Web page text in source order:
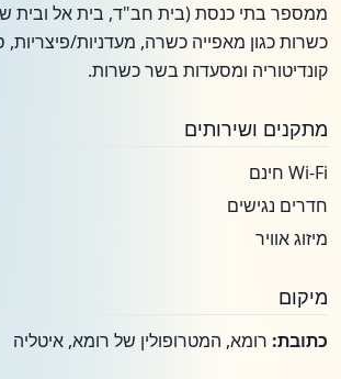
ממספר בתי כנסת (בית חב"ד, בית אל ובית
כשרות כגון מאפייה כשרה, מעדניות/
קונדיטוריה ומסעדות בשר כשרות.
מתקנים ושירותים
Wi-Fi חינם
חדרים נגישים
מיזוג אוויר
מיקום
כתובת: רומא, המטרופולין של רומא, איטליה